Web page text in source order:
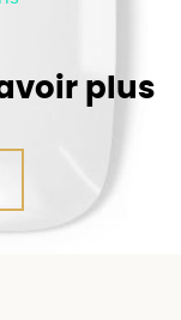
plus